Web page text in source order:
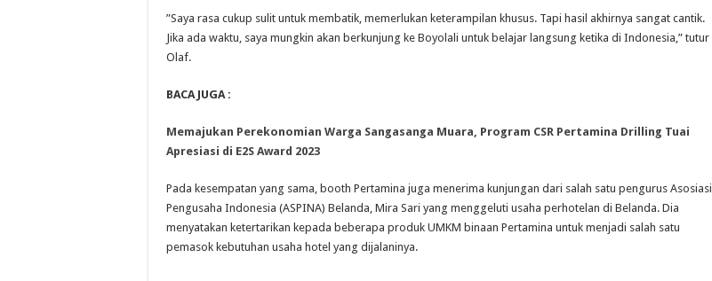
”Saya rasa cukup sulit untuk membatik, memerlukan keterampilan khusus. Tapi hasil akhirnya sangat cantik.
Jika ada waktu, saya mungkin akan berkunjung ke Boyolali untuk belajar langsung ketika di Indonesia,” tutur
Olaf.
BACA JUGA :
Memajukan Perekonomian Warga Sangasanga Muara, Program CSR Pertamina Drilling Tuai
Apresiasi di E2S Award 2023
Pada kesempatan yang sama, booth Pertamina juga menerima kunjungan dari salah satu pengurus Asosiasi
Pengusaha Indonesia (ASPINA) Belanda, Mira Sari yang menggeluti usaha perhotelan di Belanda. Dia
menyatakan ketertarikan kepada beberapa produk UMKM binaan Pertamina untuk menjadi salah satu
pemasok kebutuhan usaha hotel yang dijalaninya.